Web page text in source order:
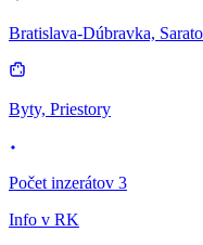
Bratislava-Dúbravka,
Byty, Priestory
Počet inzerátov 3
Info v RK